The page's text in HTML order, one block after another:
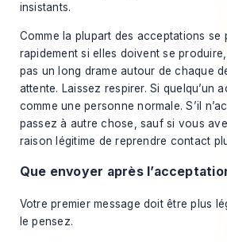
insistants.
Comme la plupart des acceptations se
rapidement si elles doivent se
pas un long drame autour de chaque
attente. Laissez respirer. Si quelqu’un
comme une personne normale. S’il
passez à autre chose, sauf si vous
raison légitime de reprendre contact
Que envoyer après
Votre premier message doit être plus
le pensez.